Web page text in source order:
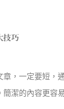
技巧
章，一定要短，
潔的內容更容